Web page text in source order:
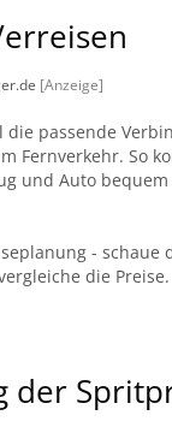
[Anzeige]
passende
Fernverkehr. So
und Auto
- schaue
die Preise.
der